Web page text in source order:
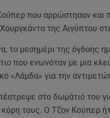
που αρρώστησαν και
της Αιγύπτου
το μεσημέρι της όγδοης
που ενωνόταν με μια
«Λάμδα» για την
στο δωμάτιό του
τους. Ο Τζον Κούπερ